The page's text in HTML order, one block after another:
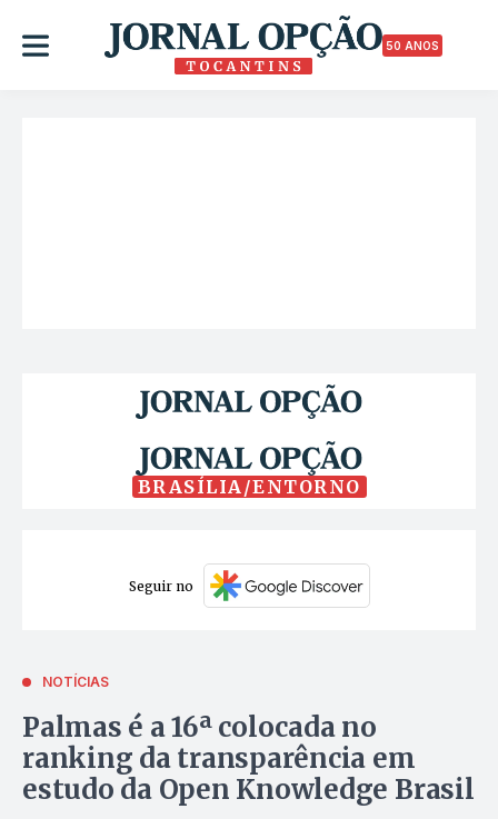
50 ANOS
BRASÍLIA/ENTORNO
Seguir no
NOTÍCIAS
Palmas é a 16ª colocada no
ranking da transparência em
estudo da Open Knowledge Brasil